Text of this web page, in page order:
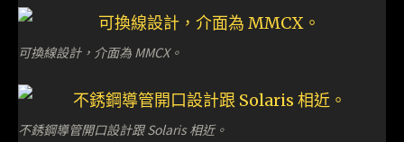
可換線設計，介面為 MMCX。
不銹鋼導管開口設計跟 Solaris 相近。